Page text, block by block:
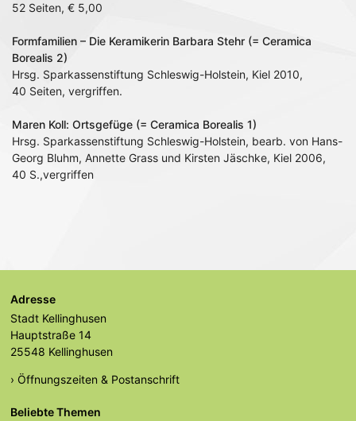
52 Seiten, € 5,00
Formfamilien – Die Keramikerin Barbara Stehr (= Ceramica
Borealis 2)
Hrsg. Sparkassenstiftung Schleswig-Holstein, Kiel 2010,
40 Seiten, vergriffen.
Maren Koll: Ortsgefüge (= Ceramica Borealis 1)
Hrsg. Sparkassenstiftung Schleswig-Holstein, bearb. von Hans-
Georg Bluhm, Annette Grass und Kirsten Jäschke, Kiel 2006,
40 S.,vergriffen
Adresse
Stadt Kellinghusen
Hauptstraße 14
25548 Kellinghusen
› Öffnungszeiten & Postanschrift
Beliebte Themen